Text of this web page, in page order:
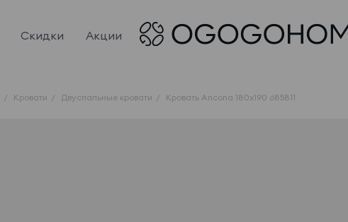
Скидки Акции
Кровати Двуспальные кровати Кровать Ancona 180x190 685811